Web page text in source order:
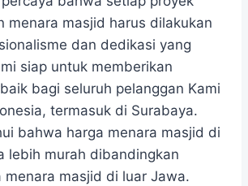
menara masjid harus dilakukan
dan dedikasi yang
siap untuk memberikan
bagi seluruh pelanggan Kami
termasuk di Surabaya.
bahwa harga menara masjid di
lebih murah dibandingkan
menara masjid di luar Jawa.